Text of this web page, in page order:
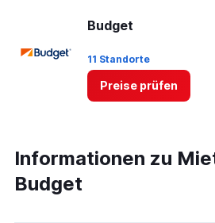
Budget
11 Standorte
Preise prüfen
Informationen zu
Budget